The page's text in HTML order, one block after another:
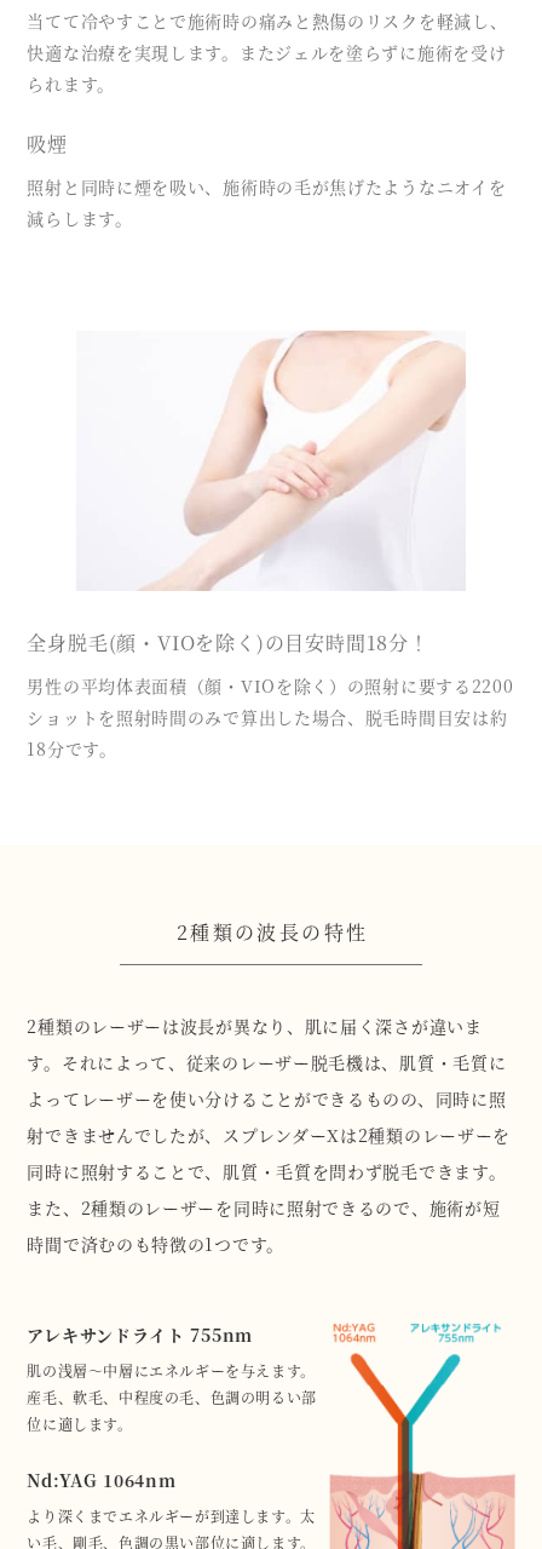
当てて冷やすことで施術時の痛みと熱傷のリスクを軽減し、
快適な治療を実現します。またジェルを塗らずに施術を受け
られます。
吸煙
照射と同時に煙を吸い、施術時の毛が焦げたようなニオイを
減らします。
全身脱毛(顔・VIOを除く)の目安時間18分！
男性の平均体表面積（顔・VIOを除く）の照射に要する2200
ショットを照射時間のみで算出した場合、脱毛時間目安は約
18分です。
2種類の波長の特性
2種類のレーザーは波長が異なり、肌に届く深さが違いま
す。それによって、従来のレーザー脱毛機は、肌質・毛質に
よってレーザーを使い分けることができるものの、同時に照
射できませんでしたが、スプレンダーXは2種類のレーザーを
同時に照射することで、肌質・毛質を問わず脱毛できます。
また、2種類のレーザーを同時に照射できるので、施術が短
時間で済むのも特徴の1つです。
アレキサンドライト 755nm
肌の浅層～中層にエネルギーを与えます。
産毛、軟毛、中程度の毛、色調の明るい部
位に適します。
Nd:YAG 1064nm
より深くまでエネルギーが到達します。太
い毛、剛毛、色調の黒い部位に適します。